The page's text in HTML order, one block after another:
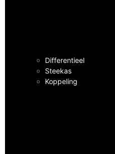
Differentieel
Steekas
Koppeling